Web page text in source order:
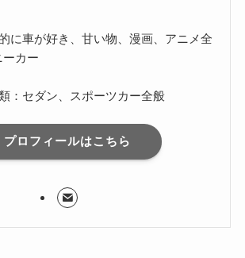
に車が好き、甘い物、漫画、アニメ全
カー
：セダン、スポーツカー全般
プロフィールはこちら